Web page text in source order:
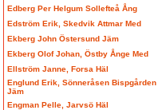
Edberg Per Helgum Sollefteå Ång
Edström Erik, Skedvik Attmar Med
Ekberg John Östersund Jäm
Ekberg Olof Johan, Östby Ånge Med
Ellström Janne, Forsa Häl
Englund Erik, Sönneråsen Bispgården
Jäm
Engman Pelle, Jarvsö Häl